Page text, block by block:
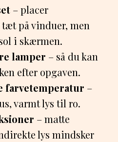
– placer
på vinduer, men
i skærmen.
lamper – så du kan
efter opgaven.
farvetemperatur –
varmt lys til ro.
– matte
lys mindsker